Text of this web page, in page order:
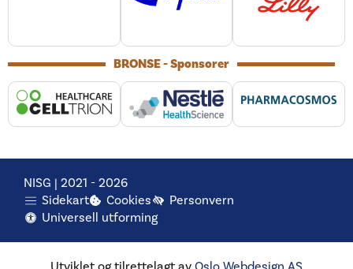
BRONSE - Sponsorer
NISG | 2021 - 2026
Sidekart
Cookies
Personvern
Universell utforming